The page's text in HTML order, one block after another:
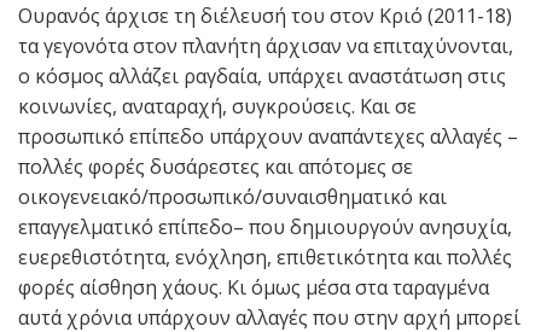
Ουρανός άρχισε τη διέλευσή του στον Κριό (2011-18)
τα γεγονότα στον πλανήτη άρχισαν να επιταχύνονται,
ο κόσμος αλλάζει ραγδαία, υπάρχει αναστάτωση στις
κοινωνίες, αναταραχή, συγκρούσεις. Και σε
προσωπικό επίπεδο υπάρχουν αναπάντεχες αλλαγές –
πολλές φορές δυσάρεστες και απότομες σε
οικογενειακό/προσωπικό/συναισθηματικό και
επαγγελματικό επίπεδο– που δημιουργούν ανησυχία,
ευερεθιστότητα, ενόχληση, επιθετικότητα και πολλές
φορές αίσθηση χάους. Κι όμως μέσα στα ταραγμένα
αυτά χρόνια υπάρχουν αλλαγές που στην αρχή μπορεί